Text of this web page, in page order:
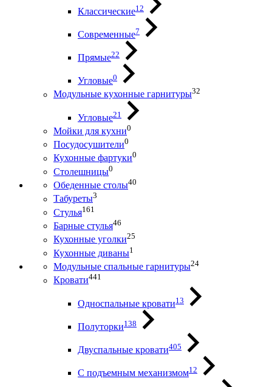
Классические12
Современные7
Прямые22
Угловые0
Модульные кухонные гарнитуры32
Угловые21
Мойки для кухни0
Посудосушители0
Кухонные фартуки0
Столешницы0
Обеденные столы40
Табуреты3
Стулья161
Барные стулья46
Кухонные уголки25
Кухонные диваны1
Модульные спальные гарнитуры24
Кровати441
Односпальные кровати13
Полуторки138
Двуспальные кровати405
С подъемным механизмом12